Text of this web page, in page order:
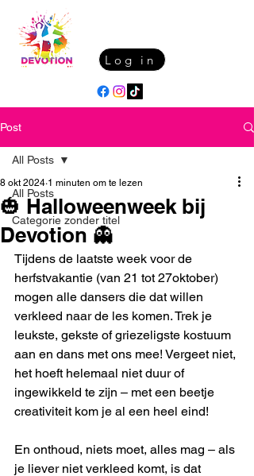
Log in
Post
All Posts
Categorie zonder titel
All Posts
🎃 Halloweenweek bij
Devotion 👻
8 okt 2024 1 minuten om te lezen
Tijdens de laatste week voor de
herfstvakantie (van 21 tot 27oktober)
mogen alle dansers die dat willen
verkleed naar de les komen. Trek je
leukste, gekste of griezeligste kostuum
aan en dans met ons mee! Vergeet niet,
het hoeft helemaal niet duur of
ingewikkeld te zijn – met een beetje
creativiteit kom je al een heel eind!
En onthoud, niets moet, alles mag – als
je liever niet verkleed komt, is dat